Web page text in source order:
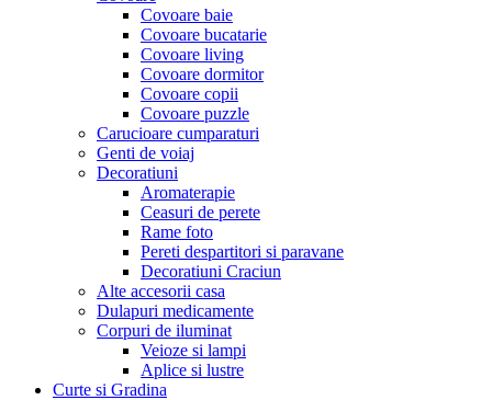
Covoare baie
Covoare bucatarie
Covoare living
Covoare dormitor
Covoare copii
Covoare puzzle
Carucioare cumparaturi
Genti de voiaj
Decoratiuni
Aromaterapie
Ceasuri de perete
Rame foto
Pereti despartitori si paravane
Decoratiuni Craciun
Alte accesorii casa
Dulapuri medicamente
Corpuri de iluminat
Veioze si lampi
Aplice si lustre
Curte si Gradina